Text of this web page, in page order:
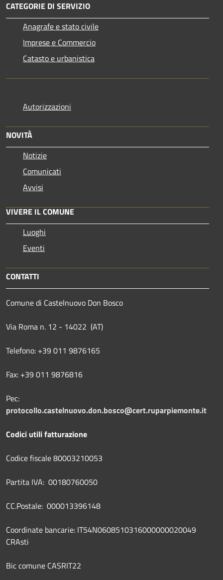
CATEGORIE DI SERVIZIO
Anagrafe e stato civile
Imprese e Commercio
Catasto e urbanistica
Autorizzazioni
NOVITÀ
Notizie
Comunicati
Avvisi
VIVERE IL COMUNE
Luoghi
Eventi
CONTATTI
Comune di Castelnuovo Don Bosco
Via Roma n. 12 - 14022 (AT)
Telefono: +39 011 9876165
Fax: +39 011 9876816
Pec:
protocollo.castelnuovo.don.bosco@cert.ruparpiemonte.it
Codici utili fatturazione
Codice fiscale 80003210053
Partita IVA: 00180760050
CC.Postale: 000013396148
Coordinate bancarie: IT54N0608510316000000020049
CRAsti
Bic comune CASRIT22